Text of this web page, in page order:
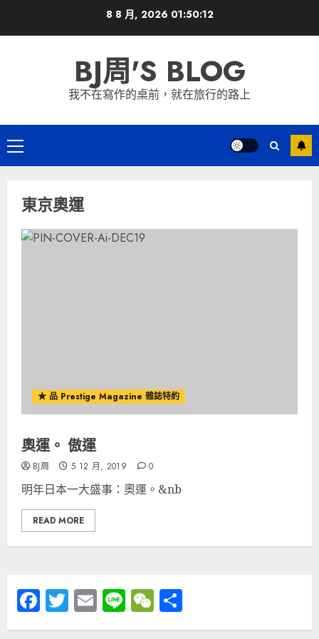
8 8 月, 2026 01:50:12
BJ周'S BLOG
我不在寫作的桌前，就在旅行的路上
Primary
Menu
東京奧運
★ 品 Prestige Magazine 雜誌特約
奧運。 傲運
BJ周 5 12 月, 2019 0
明年日本一大盛事：奧運。&nb
READ MORE
Facebook
Twitter
Email
LineWeChat
享